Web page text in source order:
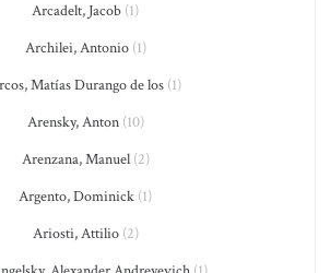
Arcadelt, Jacob (1)
Archilei, Antonio(1)
Matías Durango de los (1)
Arensky, Anton(10)
Arenzana, Manuel(2)
Argento, Dominick (1)
Ariosti, Attilio(2)